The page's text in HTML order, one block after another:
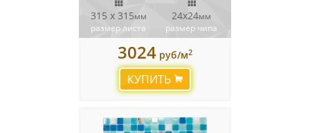
315 x 315мм
размер листа
24х24мм
размер чипа
3024 руб/м2
КУПИТЬ